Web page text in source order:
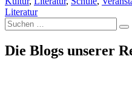
Literatur
Suche
nach:
Die Blogs unserer